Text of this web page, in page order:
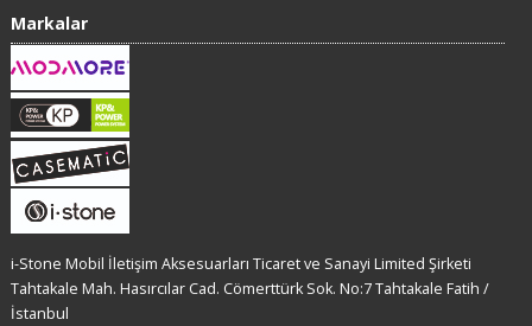
Markalar
i-Stone Mobil İletişim Aksesuarları Ticaret ve Sanayi Limited Şirketi
Tahtakale Mah. Hasırcılar Cad. Cömerttürk Sok. No:7 Tahtakale Fatih /
İstanbul